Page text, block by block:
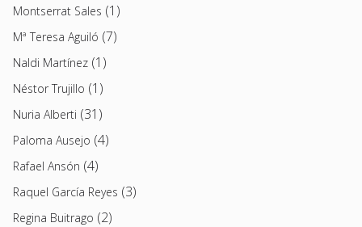
Montserrat Sales (1)
Mª Teresa Aguiló (7)
Naldi Martínez (1)
Néstor Trujillo (1)
Nuria Alberti (31)
Paloma Ausejo (4)
Rafael Ansón (4)
Raquel García Reyes (3)
Regina Buitrago (2)